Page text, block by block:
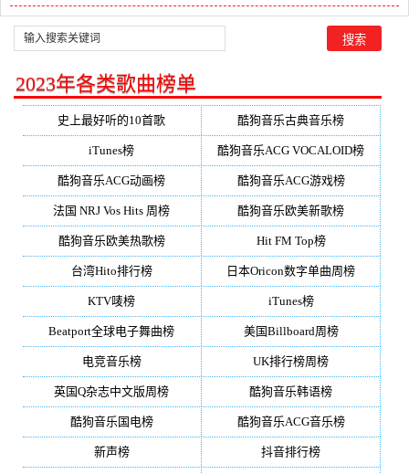
2023年各类歌曲榜单
史上最好听的10首歌 酷狗音乐古典音乐榜
iTunes榜 酷狗音乐ACG VOCALOID榜
酷狗音乐ACG动画榜 酷狗音乐ACG游戏榜
法国 NRJ Vos Hits 周榜 酷狗音乐欧美新歌榜
酷狗音乐欧美热歌榜 Hit FM Top榜
台湾Hito排行榜 日本Oricon数字单曲周榜
KTV唛榜 iTunes榜
Beatport全球电子舞曲榜 美国Billboard周榜
电竞音乐榜 UK排行榜周榜
英国Q杂志中文版周榜 酷狗音乐韩语榜
酷狗音乐国电榜 酷狗音乐ACG音乐榜
新声榜 抖音排行榜